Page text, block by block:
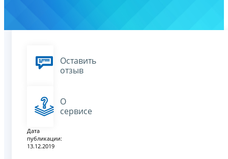
Оставить
отзыв
О
сервисе
Дата
публикации:
13.12.2019